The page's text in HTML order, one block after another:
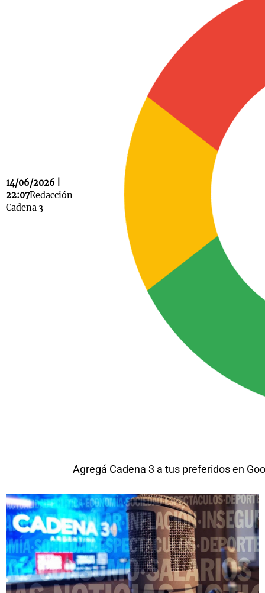
14/06/2026 |
22:07Redacción
Cadena 3
Agregá Cadena 3 a tus preferidos en
La Sole en
Cadena 3